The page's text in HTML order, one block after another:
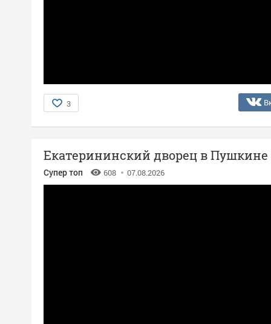
3
Екатерининский дворец в Пушкине
Супер топ 608 07.08.2026